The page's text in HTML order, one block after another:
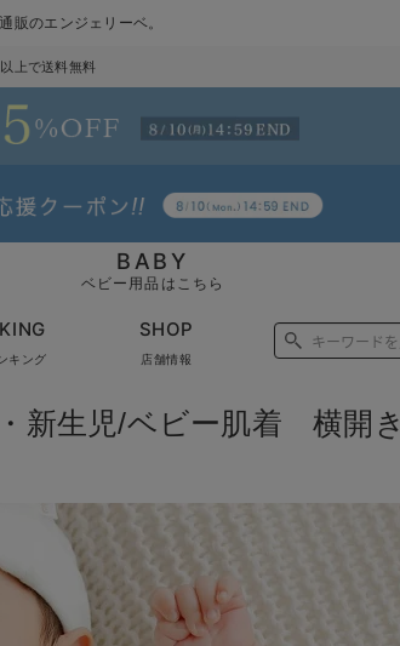
販のエンジェリーベ。
上で送料無料
BABY
ベビー用品はこちら
キング
SHOP
店舗情報
新生児/ベビー肌着 横開き